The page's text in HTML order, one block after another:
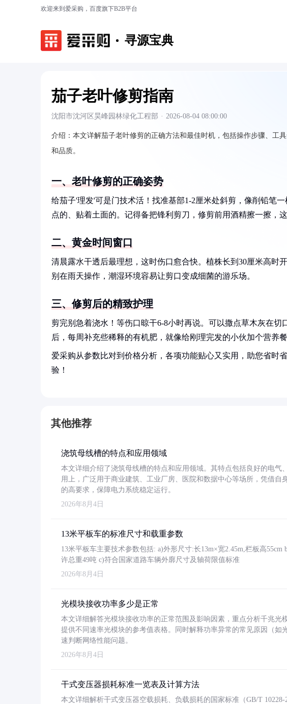
欢迎来到爱采购，百度旗下B2B平台
寻源宝典
茄子老叶修剪指南
沈阳市沈河区昊峰园林绿化工程部 · 2026-08-04 08:00:00
介绍： 本文详解茄子老叶修剪的正确方法和最佳时机，包括操作步骤、工
和品质。
一、老叶修剪的正确姿势
给茄子'理发'可是门技术活！找准基部1-2厘米处斜剪，像削铅笔
点的、贴着土面的。记得备把锋利剪刀，修剪前用酒精擦一擦，
二、黄金时间窗口
清晨露水干透后最理想，这时伤口愈合快。植株长到30厘米高时
别在雨天操作，潮湿环境容易让剪口变成细菌的游乐场。
三、修剪后的精致护理
剪完别急着浇水！等伤口晾干6-8小时再说。可以撒点草木灰在
后，每周补充些稀释的有机肥，就像给刚理完发的小伙加个营养餐
爱采购从参数比对到价格分析，各项功能贴心又实用，助您省时
验！
其他推荐
浇筑母线槽的特点和应用领域
本文详细介绍了浇筑母线槽的特点和应用领域。其特点包括良好的电气
用上，广泛用于商业建筑、工业厂房、医院和数据中心等场所，凭借自
的高要求，保障电力系统稳定运行。
2026年8月4日
13米平板车的标准尺寸和载重参数
13米平板车主要技术参数包括: a)外形尺寸:长13m×宽2.45m,栏板高55cm
许总重49吨 c)符合国家道路车辆外廓尺寸及轴荷限值标准
2026年8月4日
光模块接收功率多少是正常
本文详细解答光模块接收功率的正常范围及影响因素，重点分析千兆光
提供不同速率光模块的参考值表格。同时解释功率异常的常见原因（如
速判断网络性能问题。
2026年8月4日
干式变压器损耗标准一览表及计算方法
本文详细解析干式变压器空载损耗、负载损耗的国家标准（GB/T